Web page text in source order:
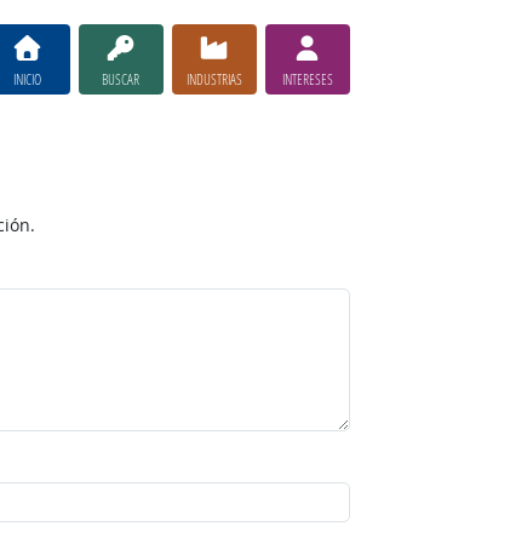
INICIO BUSCAR INDUSTRIAS INTERESES